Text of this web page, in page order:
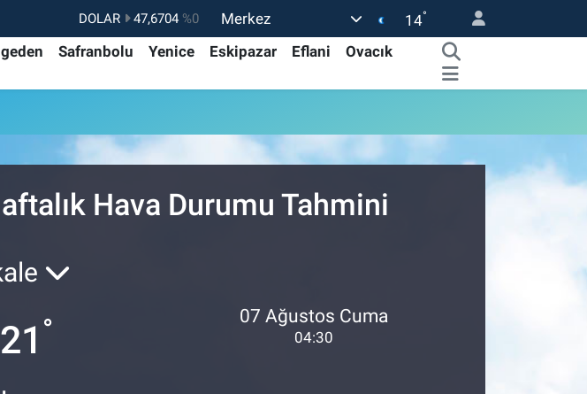
DOLAR 47,6704 %0
EURO
55,0406 %-0.08
BİST100
13.799
Merkez 14°
Safranbolu Yenice Eskipazar Eflani
Ovacık
Hava Durumu Tahmini
21 ° 07 Ağustos Cuma
04:30